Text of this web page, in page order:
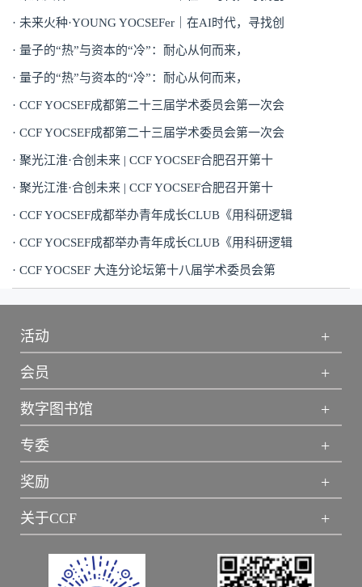
· 未来火种·YOUNG YOCSEFer｜在AI时代，寻找创
· 量子的“热”与资本的“冷”：耐心从何而来，
· 量子的“热”与资本的“冷”：耐心从何而来，
· CCF YOCSEF成都第二十三届学术委员会第一次会
· CCF YOCSEF成都第二十三届学术委员会第一次会
· 聚光江淮·合创未来 | CCF YOCSEF合肥召开第十
· 聚光江淮·合创未来 | CCF YOCSEF合肥召开第十
· CCF YOCSEF成都举办青年成长CLUB《用科研逻辑
· CCF YOCSEF成都举办青年成长CLUB《用科研逻辑
· CCF YOCSEF 大连分论坛第十八届学术委员会第
活动 +
会员 +
数字图书馆 +
专委 +
奖励 +
关于CCF +